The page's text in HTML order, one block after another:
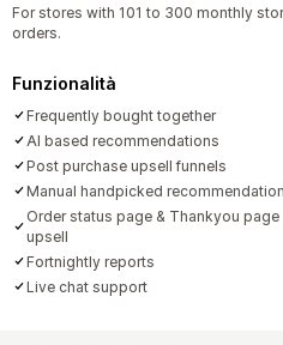
Percentuali di clic
For stores with 101 to 300 monthly
orders.
Funzionalità
Frequently bought together
AI based recommendations
Post purchase upsell funnels
Manual handpicked
Order status page & Thankyou page
upsell
Fortnightly reports
Live chat support